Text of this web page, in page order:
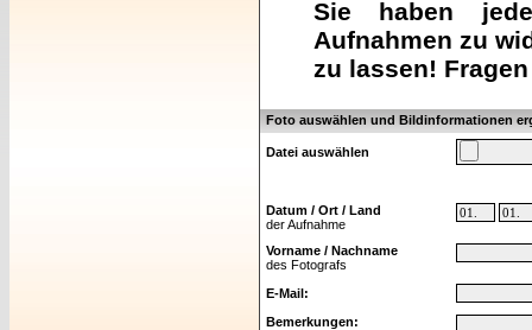
Sie haben
Aufnahmen zu
zu lassen!
Foto auswählen und Bildinformationen
Datei auswählen
Datum / Ort / Land
der Aufnahme
Vorname / Nachname
des Fotografs
E-Mail:
Bemerkungen: